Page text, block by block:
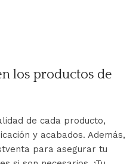
los productos de
de cada producto,
y acabados. Además,
para asegurar tu